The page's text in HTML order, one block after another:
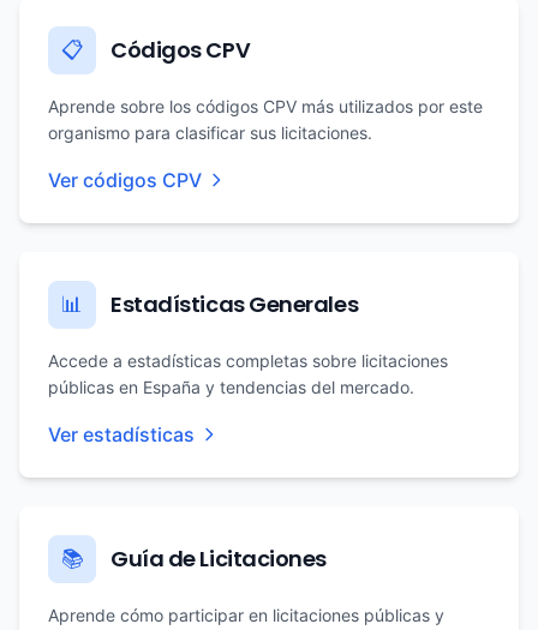
📋 Códigos CPV
Aprende sobre los códigos CPV más utilizados por este
organismo para clasificar sus licitaciones.
Ver códigos CPV
📊 Estadísticas Generales
Accede a estadísticas completas sobre licitaciones
públicas en España y tendencias del mercado.
Ver estadísticas
📚 Guía de Licitaciones
Aprende cómo participar en licitaciones públicas y